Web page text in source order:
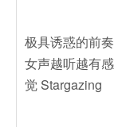
极具诱惑的前奏
女声越听越有感
觉 Stargazing